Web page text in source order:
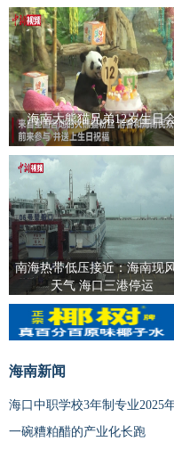
海南大熊猫兄弟12岁生日
南海热带低压接近：海南现
天气 海口三港停运
海南新闻
海口中职学校3年制专业2025
一碗糟粕醋的产业化长跑